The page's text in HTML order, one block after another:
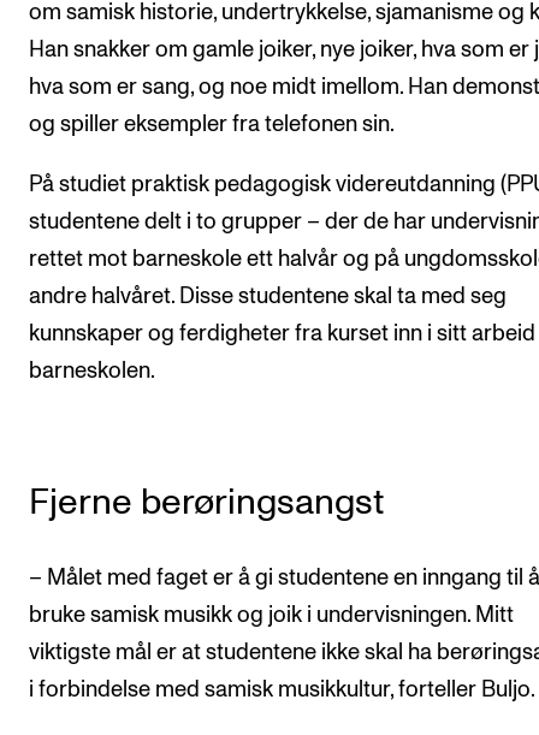
om samisk historie, undertrykkelse, sjamanisme og
Han snakker om gamle joiker, nye joiker, hva som er
hva som er sang, og noe midt imellom. Han
og spiller eksempler fra telefonen sin.
På studiet praktisk pedagogisk videreutdanning
studentene delt i to grupper – der de har
rettet mot barneskole ett halvår og på
andre halvåret. Disse studentene skal ta med seg
kunnskaper og ferdigheter fra kurset inn i sitt arbeid
barneskolen.
Fjerne berøringsangst
– Målet med faget er å gi studentene en inngang til å
bruke samisk musikk og joik i undervisningen. Mitt
viktigste mål er at studentene ikke skal ha
i forbindelse med samisk musikkultur, forteller Buljo.